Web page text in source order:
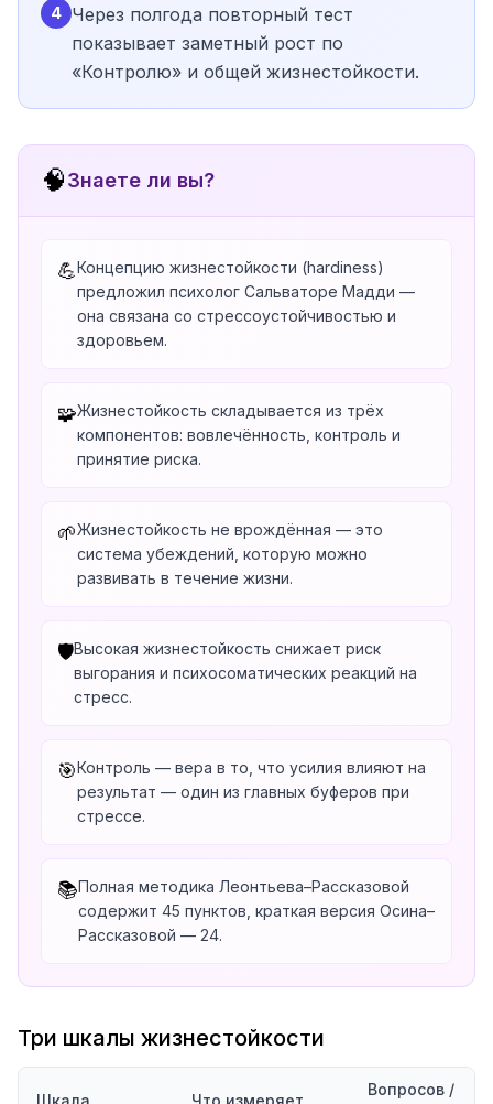
4 Через полгода повторный тест
показывает заметный рост по
«Контролю» и общей жизнестойкости.
🧠Знаете ли вы?
💪Концепцию жизнестойкости (hardiness)
предложил психолог Сальваторе Мадди —
она связана со стрессоустойчивостью и
здоровьем.
🧩Жизнестойкость складывается из трёх
компонентов: вовлечённость, контроль и
принятие риска.
🌱Жизнестойкость не врождённая — это
система убеждений, которую можно
развивать в течение жизни.
🛡️Высокая жизнестойкость снижает риск
выгорания и психосоматических реакций на
стресс.
🎯Контроль — вера в то, что усилия влияют на
результат — один из главных буферов при
стрессе.
📚Полная методика Леонтьева–Рассказовой
содержит 45 пунктов, краткая версия Осина–
Рассказовой — 24.
Три шкалы жизнестойкости
Шкала Что измеряет
Вопросов /